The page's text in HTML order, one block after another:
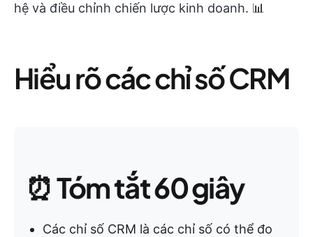
hệ và điều chỉnh chiến lược kinh doanh. 📊
Hiểu rõ các chỉ số CRM
⏰Tóm tắt 60 giây
Các chỉ số CRM là các chỉ số có thể đo